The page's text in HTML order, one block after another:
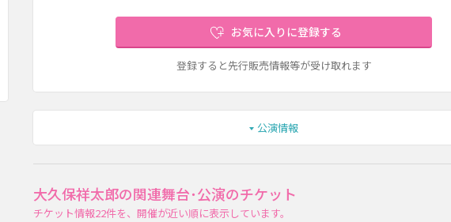
お気に入りに登録する
登録すると先行販売情報等が受け取れます
公演情報
大久保祥太郎の関連舞台･公演のチケット
チケット情報22件を、開催が近い順に表示しています。